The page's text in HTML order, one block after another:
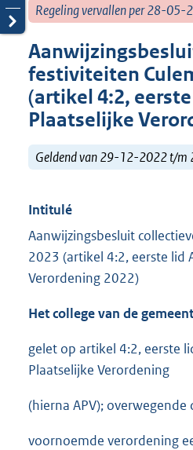
Regeling vervallen per 28-05-
festiviteiten
(artikel 4:2,
Plaatselijke
Geldend van 29-12-2022 t/
Intitulé
Aanwijzingsbesluit
2023 (artikel 4:2, eerste lid
Verordening 2022)
Het college van de
gelet op artikel 4:2, eerste
Plaatselijke Verordening
(hierna APV); overwegende
voornoemde verordening